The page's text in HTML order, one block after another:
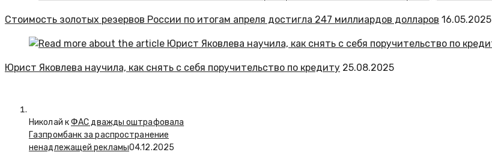
Стоимость золотых резервов России по итогам апреля достигла 247 миллиардов долларов 16.05.2025
Юрист Яковлева научила, как снять с себя поручительство по кредиту 25.08.2025
Николай кФАС дважды оштрафовала
Газпромбанк за распространение
ненадлежащей рекламы04.12.2025